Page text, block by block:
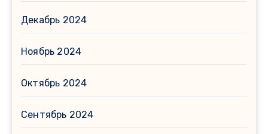
Декабрь 2024
Ноябрь 2024
Октябрь 2024
Сентябрь 2024